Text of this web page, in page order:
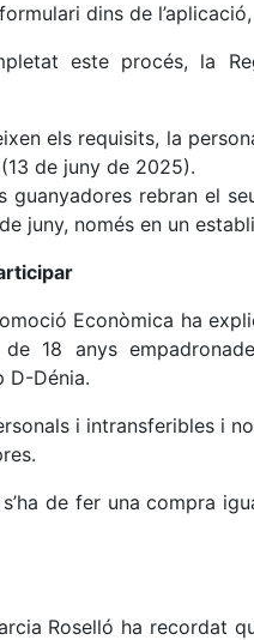
dins de
este procés, la
els requisits, la
de juny de 2025).
guanyadores rebran el
juny, només en un
Econòmica ha
de 18 anys
D-Dénia.
i intransferibles i
de fer una compra
Roselló ha recordat